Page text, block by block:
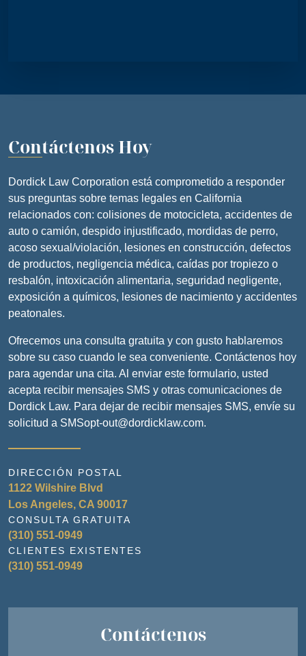
Contáctenos Hoy
Dordick Law Corporation está comprometido a responder
sus preguntas sobre temas legales en California
relacionados con: colisiones de motocicleta, accidentes de
auto o camión, despido injustificado, mordidas de perro,
acoso sexual/violación, lesiones en construcción, defectos
de productos, negligencia médica, caídas por tropiezo o
resbalón, intoxicación alimentaria, seguridad negligente,
exposición a químicos, lesiones de nacimiento y accidentes
peatonales.
Ofrecemos una consulta gratuita y con gusto hablaremos
sobre su caso cuando le sea conveniente. Contáctenos hoy
para agendar una cita. Al enviar este formulario, usted
acepta recibir mensajes SMS y otras comunicaciones de
Dordick Law. Para dejar de recibir mensajes SMS, envíe su
solicitud a SMSopt-out@dordicklaw.com.
DIRECCIÓN POSTAL
1122 Wilshire Blvd
Los Angeles, CA 90017
CONSULTA GRATUITA
(310) 551-0949
CLIENTES EXISTENTES
(310) 551-0949
Contáctenos